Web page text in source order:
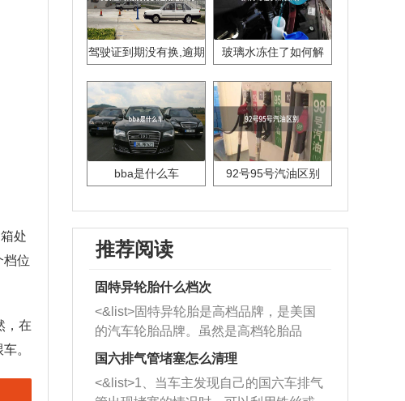
处
档位
，在
。
驾驶证到期没有换,逾期
玻璃水冻住了如何解
bba是什么车 92号95号汽油区别
推荐阅读
固特异轮胎什么档次
<&list>固特异轮胎是高档品牌，是美国
的汽车轮胎品牌。虽然是高档轮胎品
牌，但是中高低端的轮胎都有生产，这
也是为了更好的开拓市场。
国六排气管堵塞怎么清理
<&list>1、当车主发现自己的国六车排气